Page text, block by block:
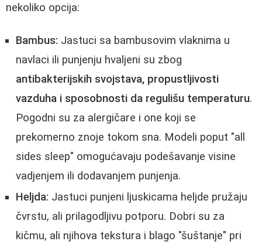
nekoliko opcija:
Bambus: Jastuci sa bambusovim vlaknima u
navlaci ili punjenju hvaljeni su zbog
antibakterijskih svojstava, propustljivosti
vazduha i sposobnosti da regulišu temperaturu.
Pogodni su za alergičare i one koji se
prekomerno znoje tokom sna. Modeli poput "all
sides sleep" omogućavaju podešavanje visine
vadjenjem ili dodavanjem punjenja.
Heljda: Jastuci punjeni ljuskicama heljde pružaju
čvrstu, ali prilagodljivu potporu. Dobri su za
kičmu, ali njihova tekstura i blago "šuštanje" pri